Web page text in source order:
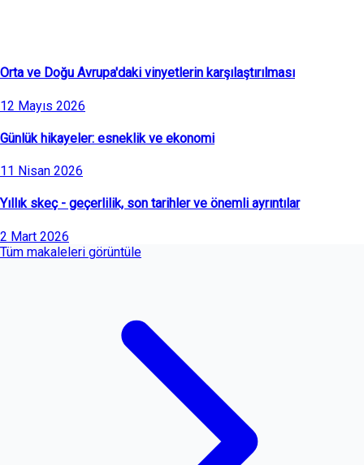
Orta ve Doğu Avrupa'daki vinyetlerin karşılaştırılması
12 Mayıs 2026
Günlük hikayeler: esneklik ve ekonomi
11 Nisan 2026
Yıllık skeç - geçerlilik, son tarihler ve önemli ayrıntılar
2 Mart 2026
Tüm makaleleri görüntüle